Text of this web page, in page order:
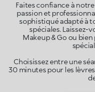
Faites confiance à
passion et
sophistiqué adapté à
spéciales. Laissez-
Makeup & Go ou
Choisissez entre une
30 minutes pour les